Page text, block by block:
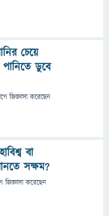
চেয়ে
ডুবে
জিজ্ঞাসাকরেছেন
বা
সক্ষম?
জিজ্ঞাসাকরেছেন